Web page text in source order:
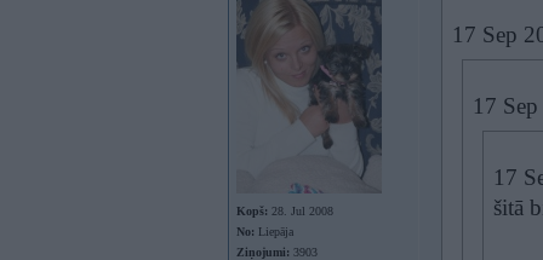
Kopš: 28. Jul 2008
No: Liepāja
Ziņojumi: 3903
17 Sep
17
17
šitā